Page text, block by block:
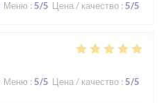
Меню : 5/5 Цена / качество : 5/5
Меню : 5/5 Цена / качество : 5/5